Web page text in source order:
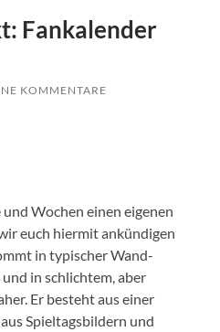
Fankalender
KOMMENTARE
Wochen einen eigenen
euch hiermit ankündigen
in typischer Wand-
in schlichtem, aber
Er besteht aus einer
Spieltagsbildern und